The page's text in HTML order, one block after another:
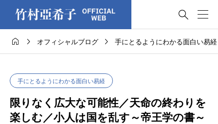

  オフィシャルブログ  手にとるようにわかる面白い易経
手にとるようにわかる面白い易経
限りなく広大な可能性／天命の終わりを
楽しむ／小人は国を乱す～帝王学の書～